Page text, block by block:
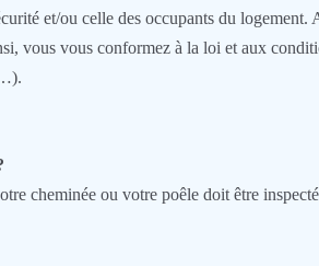
et/ou celle des occupants du
vous vous conformez à la loi et aux
cheminée ou votre poêle doit être